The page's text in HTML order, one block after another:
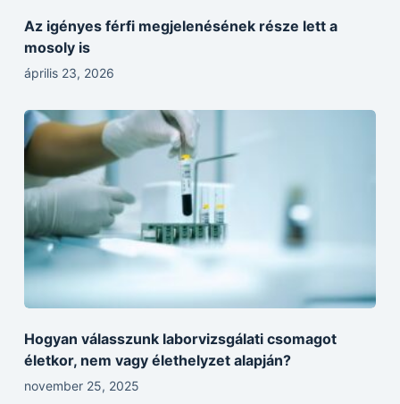
Az igényes férfi megjelenésének része lett a
mosoly is
április 23, 2026
Hogyan válasszunk laborvizsgálati csomagot
életkor, nem vagy élethelyzet alapján?
november 25, 2025